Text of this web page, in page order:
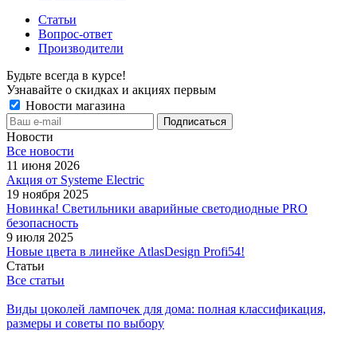
Статьи
Вопрос-ответ
Производители
Будьте всегда в курсе!
Узнавайте о скидках и акциях первым
Новости магазина
Новости
Все новости
11 июня 2026
Акция от Systeme Electric
19 ноября 2025
Новинка! Светильники аварийные светодиодные PRO
безопасность
9 июля 2025
Новые цвета в линейке AtlasDesign Profi54!
Статьи
Все статьи
Виды цоколей лампочек для дома: полная классификация,
размеры и советы по выбору